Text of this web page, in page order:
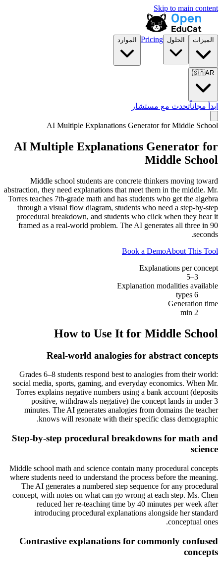
Skip to main content
الميزات الحلول Pricing الموارد
🇸🇦AR
ابدأ مجاناًتحدث مع مستشار
AI Multiple Explanations Generator forMiddle School
AI Multiple Explanations Generator for
Middle School
Middle school students are concrete thinkers moving toward
abstraction, they need explanations that meet them in the middle. Mr.
Torres teaches 7th-grade math and has students who get the algebra
through a visual flow diagram, students who need a step-by-step
procedural breakdown, and students who click when they hear it
framed as a real-world problem. The AI generates all three in 90
seconds.
Book a DemoAbout This Tool
Explanations per concept
3–5
Explanation modalities available
6 types
Generation time
2 min
How to Use It for Middle School
Real-world analogies for abstract concepts
Grades 6–8 students respond best to analogies from their world:
social media, sports, gaming, and everyday economics. When Mr.
Torres explains negative numbers using a bank account (deposits
positive, withdrawals negative) the concept lands in under 3
minutes. The AI generates analogies from domains the teacher
knows will resonate with their specific class demographic.
Step-by-step procedural breakdowns for math and
science
Middle school math and science contain many procedural concepts
where students need to understand the process before the meaning.
The AI generates a numbered step sequence for any procedural
concept, with notes on what can go wrong at each step. Ms. Chen
reduced her re-teaching time by 40 minutes per week after
introducing procedural explanations alongside her standard
conceptual ones.
Contrastive explanations for commonly confused
concepts